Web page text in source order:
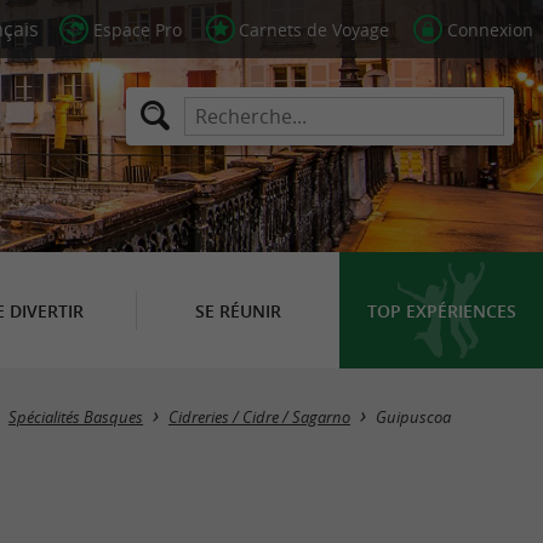
Espace Pro Carnets de Voyage Connexion
DIVERTIR SE RÉUNIR TOP EXPÉRIENCES
Masquer la carte
Spécialités Basques Cidreries / Cidre / Sagarno Guipuscoa